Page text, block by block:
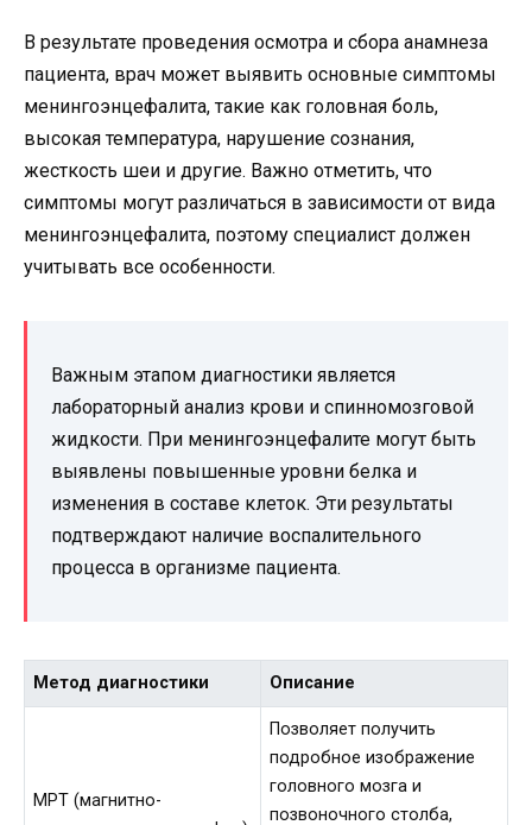
В результате проведения осмотра и сбора анамнеза
пациента, врач может выявить основные симптомы
менингоэнцефалита, такие как головная боль,
высокая температура, нарушение сознания,
жесткость шеи и другие. Важно отметить, что
симптомы могут различаться в зависимости от вида
менингоэнцефалита, поэтому специалист должен
учитывать все особенности.
Важным этапом диагностики является
лабораторный анализ крови и спинномозговой
жидкости. При менингоэнцефалите могут быть
выявлены повышенные уровни белка и
изменения в составе клеток. Эти результаты
подтверждают наличие воспалительного
процесса в организме пациента.
Метод диагностики Описание
МРТ (магнитно-
Позволяет получить
подробное изображение
головного мозга и
позвоночного столба,